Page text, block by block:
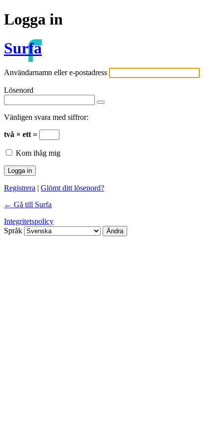
Logga in
Surfa
Användarnamn eller e-postadress
Lösenord
Vänligen svara med siffror:
två × ett =
Kom ihåg mig
Registrera | Glömt ditt lösenord?
← Gå till Surfa
Integritetspolicy
Språk